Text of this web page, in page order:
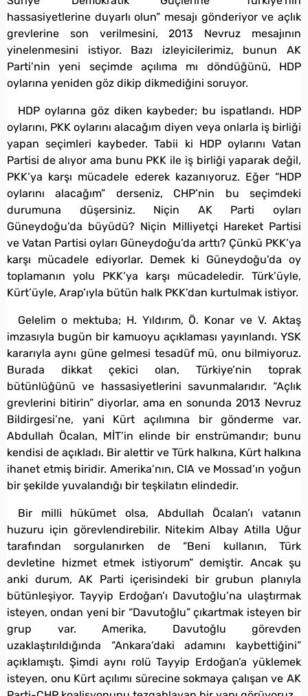
hassasiyetlerine duyarlı olun” mesajı gönderiyor ve açlık
grevlerine son verilmesini, 2013 Nevruz mesajının
yinelenmesini istiyor. Bazı izleyicilerimiz, bunun AK
Parti’nin yeni seçimde açılıma mı döndüğünü, HDP
oylarına yeniden göz dikip dikmediğini soruyor.
HDP oylarına göz diken kaybeder; bu ispatlandı. HDP
oylarını, PKK oylarını alacağım diyen veya onlarla iş birliği
yapan seçimleri kaybeder. Tabii ki HDP oylarını Vatan
Partisi de alıyor ama bunu PKK ile iş birliği yaparak değil,
PKK’ya karşı mücadele ederek kazanıyoruz. Eğer “HDP
oylarını alacağım” derseniz, CHP’nin bu seçimdeki
durumuna düşersiniz. Niçin AK Parti oyları
Güneydoğu’da büyüdü? Niçin Milliyetçi Hareket Partisi
ve Vatan Partisi oyları Güneydoğu’da arttı? Çünkü PKK’ya
karşı mücadele ediyorlar. Demek ki Güneydoğu’da oy
toplamanın yolu PKK’ya karşı mücadeledir. Türk’üyle,
Kürt’üyle, Arap’ıyla bütün halk PKK’dan kurtulmak istiyor.
Gelelim o mektuba; H. Yıldırım, Ö. Konar ve V. Aktaş
imzasıyla bugün bir kamuoyu açıklaması yayınlandı. YSK
kararıyla aynı güne gelmesi tesadüf mü, onu bilmiyoruz.
Burada dikkat çekici olan, Türkiye’nin toprak
bütünlüğünü ve hassasiyetlerini savunmalarıdır. “Açlık
grevlerini bitirin” diyorlar, ama en sonunda 2013 Nevruz
Bildirgesi’ne, yani Kürt açılımına bir gönderme var.
Abdullah Öcalan, MİT’in elinde bir enstrümandır; bunu
kendisi de açıkladı. Bir alettir ve Türk halkına, Kürt halkına
ihanet etmiş biridir. Amerika’nın, CIA ve Mossad’ın yoğun
bir şekilde yuvalandığı bir teşkilatın elindedir.
Bir milli hükümet olsa, Abdullah Öcalan’ı vatanın
huzuru için görevlendirebilir. Nitekim Albay Atilla Uğur
tarafından sorgulanırken de “Beni kullanın, Türk
devletine hizmet etmek istiyorum” demiştir. Ancak şu
anki durum, AK Parti içerisindeki bir grubun planıyla
bütünleşiyor. Tayyip Erdoğan’ı Davutoğlu’na ulaştırmak
isteyen, ondan yeni bir “Davutoğlu” çıkartmak isteyen bir
grup var. Amerika, Davutoğlu görevden
uzaklaştırıldığında “Ankara’daki adamını kaybettiğini”
açıklamıştı. Şimdi aynı rolü Tayyip Erdoğan’a yüklemek
isteyen, onu Kürt açılımı sürecine sokmaya çalışan ve AK